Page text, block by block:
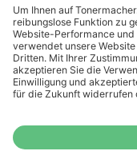
von mindestens 35€ (inkl.
Versand für Sie kostenfrei.